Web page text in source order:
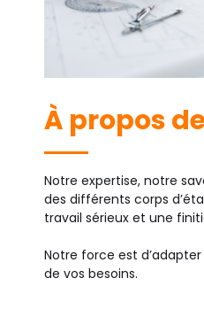
À propos
Notre expertise, notre
des différents corps
travail sérieux et une
Notre force est
de vos besoins.